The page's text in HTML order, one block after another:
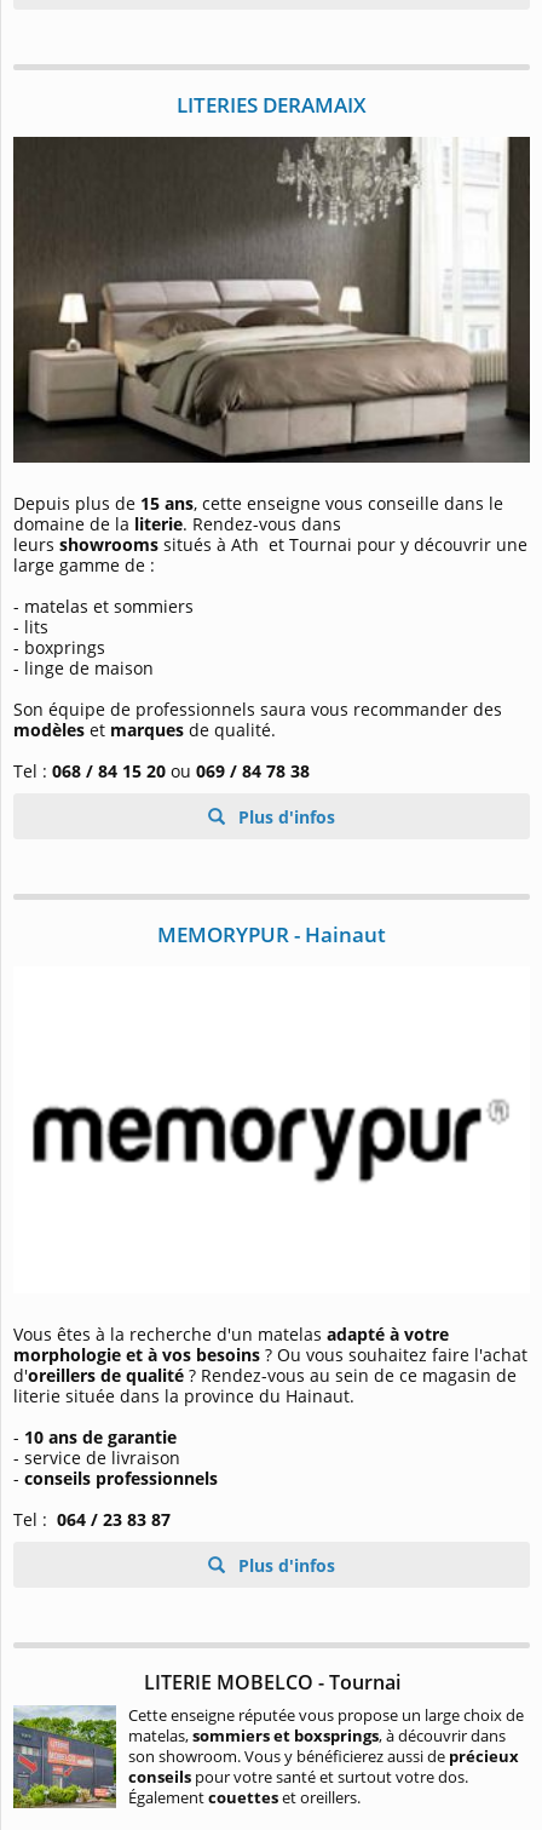
LITERIES DERAMAIX
Depuis plus de 15 ans, cette enseigne vous conseille dans le
domaine de la literie. Rendez-vous dans
leurs showrooms situés à Ath et Tournai pour y découvrir une
large gamme de :
- matelas et sommiers
- lits
- boxprings
- linge de maison
Son équipe de professionnels saura vous recommander des
modèles et marques de qualité.
Tel : 068 / 84 15 20 ou 069 / 84 78 38
Plus d'infos
MEMORYPUR - Hainaut
Vous êtes à la recherche d'un matelas adapté à votre
morphologie et à vos besoins ? Ou vous souhaitez faire l'achat
d'oreillers de qualité ? Rendez-vous au sein de ce magasin de
literie située dans la province du Hainaut.
- 10 ans de garantie
- service de livraison
- conseils professionnels
Tel : 064 / 23 83 87
Plus d'infos
LITERIE MOBELCO - Tournai
Cette enseigne réputée vous propose un large choix de
matelas,sommiers et boxsprings, à découvrir dans
son showroom. Vous y bénéficierez aussi de précieux
conseils pour votre santé et surtout votre dos.
Égalementcouetteset oreillers.